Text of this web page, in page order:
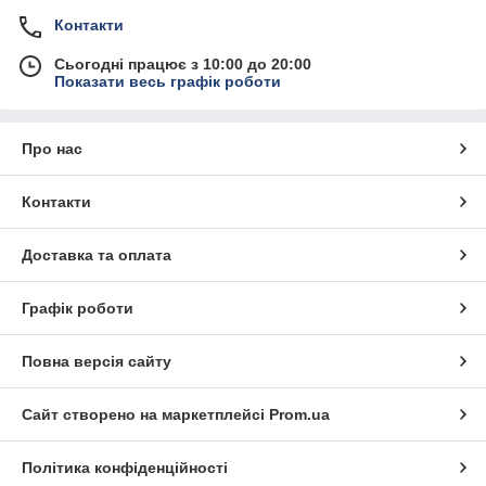
Контакти
Сьогодні працює з 10:00 до 20:00
Показати весь графік роботи
Про нас
Контакти
Доставка та оплата
Графік роботи
Повна версія сайту
Сайт створено на маркетплейсі Prom.ua
Політика конфіденційності